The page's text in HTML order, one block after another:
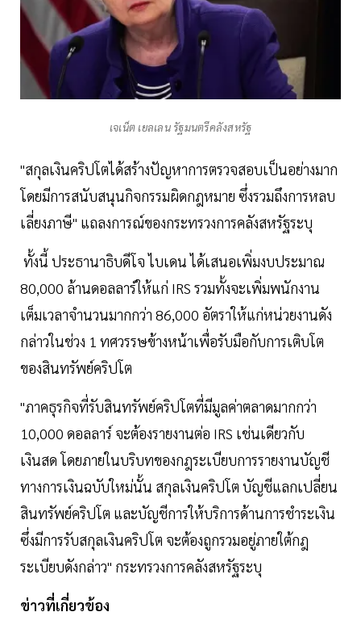
เจเน็ต เยลเลน รัฐมนตรีคลังสหรัฐ
"สกุลเงินคริปโตได้สร้างปัญหาการตรวจสอบเป็นอย่างมาก
โดยมีการสนับสนุนกิจกรรมผิดกฎหมาย ซึ่งรวมถึงการหลบ
เลี่ยงภาษี" แถลงการณ์ของกระทรวงการคลังสหรัฐระบุ
ทั้งนี้ ประธานาธิบดีโจ ไบเดน ได้เสนอเพิ่มงบประมาณ
80,000 ล้านดอลลาร์ให้แก่ IRS รวมทั้งจะเพิ่มพนักงาน
เต็มเวลาจำนวนมากกว่า 86,000 อัตราให้แก่หน่วยงานดัง
กล่าวในช่วง 1 ทศวรรษข้างหน้าเพื่อรับมือกับการเติบโต
ของสินทรัพย์คริปโต
"ภาคธุรกิจที่รับสินทรัพย์คริปโตที่มีมูลค่าตลาดมากกว่า
10,000 ดอลลาร์ จะต้องรายงานต่อ IRS เช่นเดียวกับ
เงินสด โดยภายในบริบทของกฎระเบียบการรายงานบัญชี
ทางการเงินฉบับใหม่นั้น สกุลเงินคริปโต บัญชีแลกเปลี่ยน
สินทรัพย์คริปโต และบัญชีการให้บริการด้านการชำระเงิน
ซึ่งมีการรับสกุลเงินคริปโต จะต้องถูกรวมอยู่ภายใต้กฎ
ระเบียบดังกล่าว" กระทรวงการคลังสหรัฐระบุ
ข่าวที่เกี่ยวข้อง